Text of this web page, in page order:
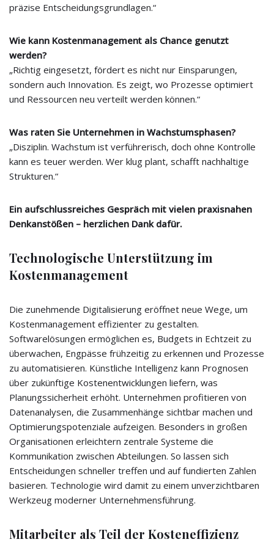
präzise Entscheidungsgrundlagen.“
Wie kann Kostenmanagement als Chance genutzt
werden?
„Richtig eingesetzt, fördert es nicht nur Einsparungen,
sondern auch Innovation. Es zeigt, wo Prozesse optimiert
und Ressourcen neu verteilt werden können.“
Was raten Sie Unternehmen in Wachstumsphasen?
„Disziplin. Wachstum ist verführerisch, doch ohne Kontrolle
kann es teuer werden. Wer klug plant, schafft nachhaltige
Strukturen.“
Ein aufschlussreiches Gespräch mit vielen praxisnahen
Denkanstößen – herzlichen Dank dafür.
Technologische Unterstützung im
Kostenmanagement
Die zunehmende Digitalisierung eröffnet neue Wege, um
Kostenmanagement effizienter zu gestalten.
Softwarelösungen ermöglichen es, Budgets in Echtzeit zu
überwachen, Engpässe frühzeitig zu erkennen und Prozesse
zu automatisieren. Künstliche Intelligenz kann Prognosen
über zukünftige Kostenentwicklungen liefern, was
Planungssicherheit erhöht. Unternehmen profitieren von
Datenanalysen, die Zusammenhänge sichtbar machen und
Optimierungspotenziale aufzeigen. Besonders in großen
Organisationen erleichtern zentrale Systeme die
Kommunikation zwischen Abteilungen. So lassen sich
Entscheidungen schneller treffen und auf fundierten Zahlen
basieren. Technologie wird damit zu einem unverzichtbaren
Werkzeug moderner Unternehmensführung.
Mitarbeiter als Teil der Kosteneffizienz